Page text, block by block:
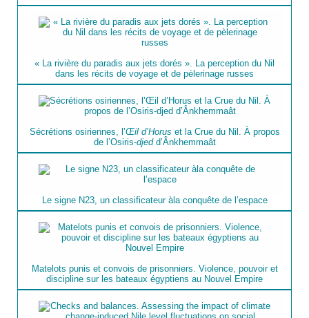
« La rivière du paradis aux jets dorés ». La perception du Nil
dans les récits de voyage et de pèlerinage russes
Sécrétions osiriennes, l’Œil d’Horus et la Crue du Nil. À propos
de l’Osiris-djedd’Ânkhemmaât
Le signe N23, un classificateur àla conquête de l’espace
Matelots punis et convois de prisonniers. Violence, pouvoir et
discipline sur les bateaux égyptiens au Nouvel Empire